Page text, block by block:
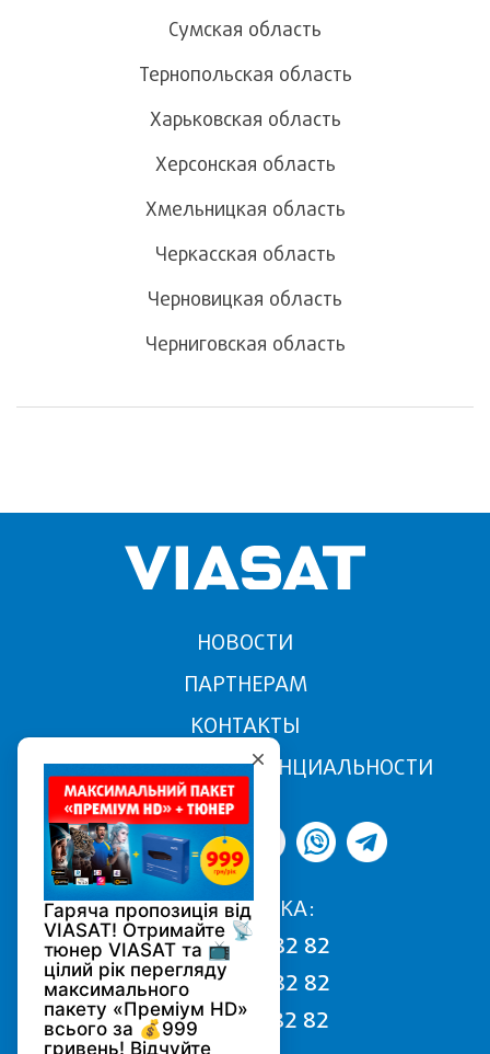
Сумская область
Тернопольская область
Харьковская область
Херсонская область
Хмельницкая область
Черкасская область
Черновицкая область
Черниговская область
НОВОСТИ
ПАРТНЕРАМ
КОНТАКТЫ
ПОЛИТИКА КОНФИДЕНЦИАЛЬНОСТИ
ПОДДЕРЖКА:
068 170 82 82
050 170 82 82
093 170 82 82